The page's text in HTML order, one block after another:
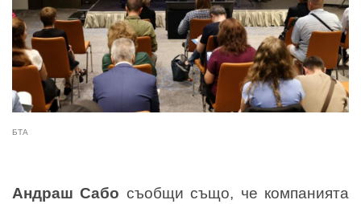
БТА
Андраш Сабо съобщи също, че компанията